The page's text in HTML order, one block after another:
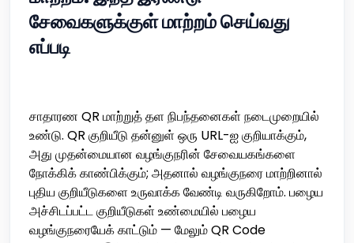
சேவைகளுக்குள் மாற்றம் செய்வது
எப்படி
சாதாரண QR மாற்றுத் தள நிபந்தனைகள் நடைமுறையில்
உண்டு. QR குறியீடு தன்னுள் ஒரு URL-ஐ குறியாக்கும்,
அது முதன்மையான வழங்குநரின் சேவையகங்களை
நோக்கிக் காண்பிக்கும்; அதனால் வழங்குநரை மாற்றினால்
புதிய குறியீடுகளை உருவாக்க வேண்டி வருகிறோம். பழைய
அச்சிடப்பட்ட குறியீடுகள் உண்மையில் பழைய
வழங்குநரையேக் காட்டும் — மேலும் QR Code